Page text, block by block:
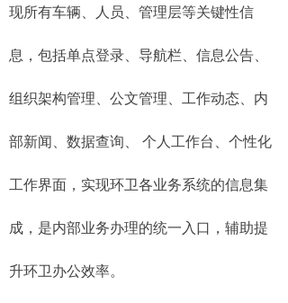
现所有车辆、人员、管理层等关键性信
息，包括单点登录、导航栏、信息公告、
组织架构管理、公文管理、工作动态、内
部新闻、数据查询、 个人工作台、个性化
工作界面，实现环卫各业务系统的信息集
成，是内部业务办理的统一入口，辅助提
升环卫办公效率。